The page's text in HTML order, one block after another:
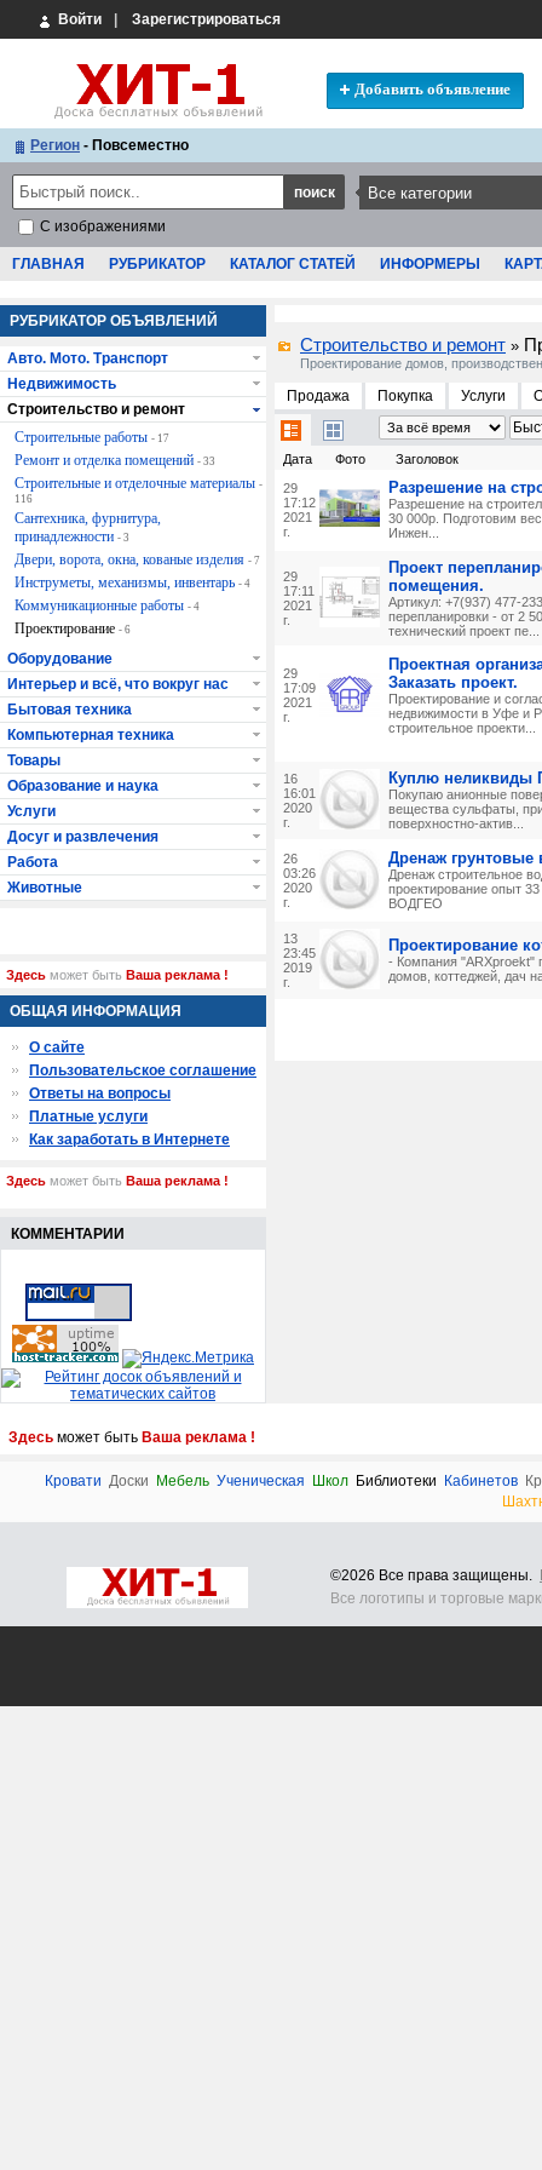
Войти Зарегистрироваться
Добавить объявление
Регион - Повсеместно
С изображениями
ГЛАВНАЯ РУБРИКАТОР КАТАЛОГ СТАТЕЙ ИНФОРМЕРЫ
Строительство и ремонт »
Проектирование домов,
Продажа Покупка Услуги
Дата Фото
Заголовок
29
17:12
2021
г.
Разрешение на
Разрешение на
30 000р. Подготовим
Инжен...
29
17:11
2021
г.
Проект
помещения.
Артикул: +7(937) 477-
перепланировки - от 2
технический проект пе...
29
17:09
2021
г.
Проектная
Заказать проект.
Проектирование и
недвижимости в Уфе и
строительное проекти...
16
16:01
2020
г.
Куплю неликвиды
Покупаю анионные
вещества сульфаты,
поверхностно-актив...
26
03:26
2020
г.
Дренаж грунтовые
Дренаж строительное
проектирование опыт
ВОДГЕО
13
23:45
2019
г.
Проектирование
- Компания "ARXproekt"
домов, коттеджей, дач
РУБРИКАТОР ОБЪЯВЛЕНИЙ
Авто. Мото. Транспорт
Недвижимость
Строительство и ремонт
Строительные работы - 17
Ремонт и отделка помещений - 33
Строительные и отделочные материалы -
116
Сантехника, фурнитура,
принадлежности - 3
Двери, ворота, окна, кованые изделия - 7
Инструметы, механизмы, инвентарь - 4
Коммуникационные работы - 4
Проектирование - 6
Оборудование
Интерьер и всё, что вокруг нас
Бытовая техника
Компьютерная техника
Товары
Образование и наука
Услуги
Досуг и развлечения
Работа
Животные
Здесь может быть Ваша реклама !
ОБЩАЯ ИНФОРМАЦИЯ
О сайте
Пользовательское соглашение
Ответы на вопросы
Платные услуги
Как заработать в Интернете
Здесь может быть Ваша реклама !
КОММЕНТАРИИ
Здесь может быть Ваша реклама !
Кровати Доски Мебель Ученическая Школ Библиотеки Кабинетов
©2026 Все права защищены.
Все логотипы и торговые